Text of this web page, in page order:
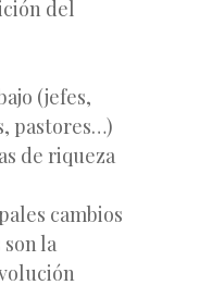
del
(jefes,
pastores…)
de riqueza
cambios
la